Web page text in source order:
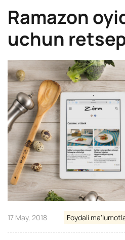
Ramazon
uchun
17 May, 2018 Foydali